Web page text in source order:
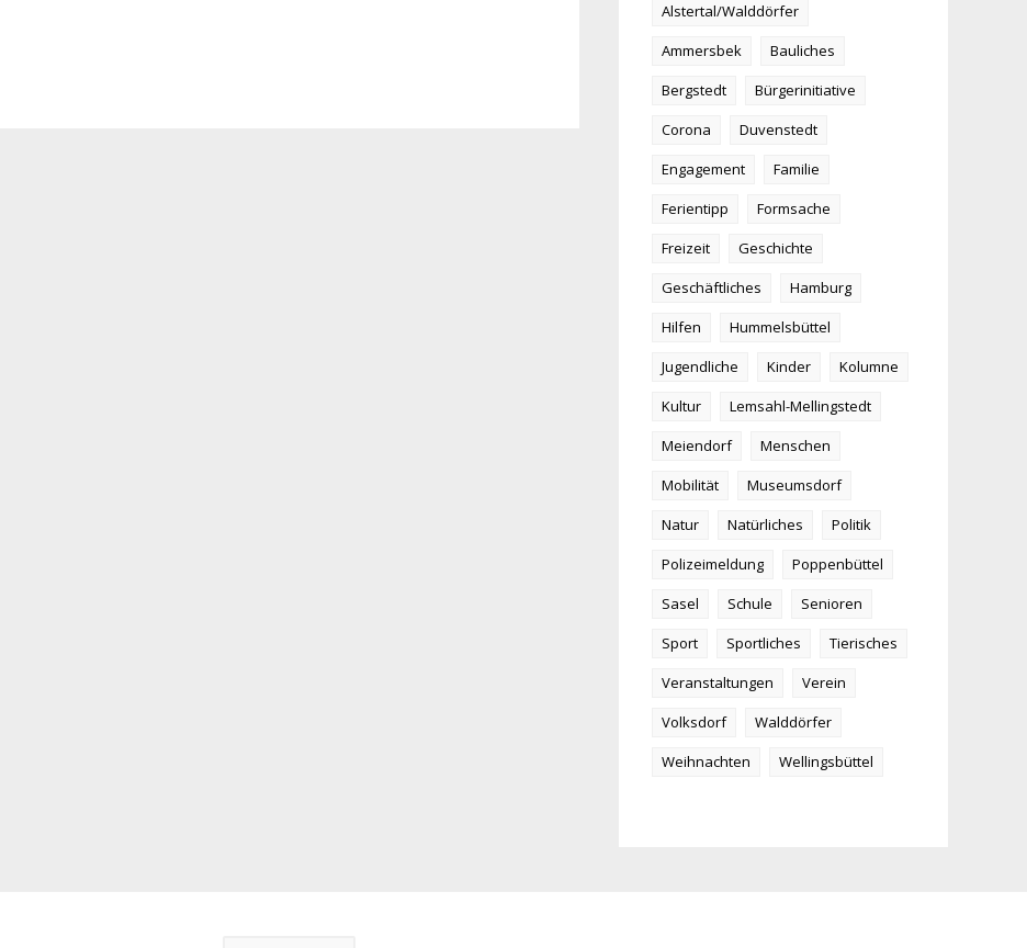
Alstertal/Walddörfer
Ammersbek
Bauliches
Bergstedt
Bürgerinitiative
Corona
Duvenstedt
Engagement
Familie
Ferientipp
Formsache
Freizeit
Geschichte
Geschäftliches
Hamburg
Hilfen
Hummelsbüttel
Jugendliche
Kinder
Kolumne
Kultur
Lemsahl-Mellingstedt
Meiendorf
Menschen
Mobilität
Museumsdorf
Natur
Natürliches
Politik
Polizeimeldung
Poppenbüttel
Sasel
Schule
Senioren
Sport
Sportliches
Tierisches
Veranstaltungen
Verein
Volksdorf
Walddörfer
Weihnachten
Wellingsbüttel